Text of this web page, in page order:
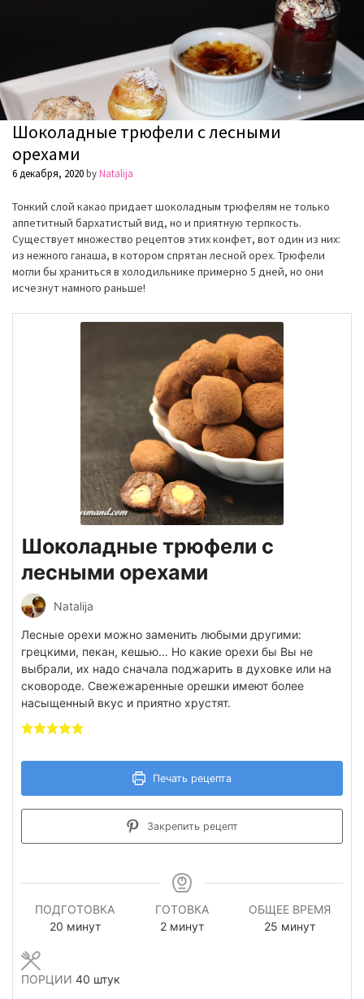
Шоколадные трюфели с лесными
орехами
6 декабря, 2020byNatalija
Тонкий слой какао придает шоколадным трюфелям не только
аппетитный бархатистый вид, но и приятную терпкость.
Существует множество рецептов этих конфет, вот один из них:
из нежного ганаша, в котором спрятан лесной орех. Трюфели
могли бы храниться в холодильнике примерно 5 дней, но они
исчезнут намного раньше!
Шоколадные трюфели с
лесными орехами
Natalija
Лесные орехи можно заменить любыми другими:
грецкими, пекан, кешью… Но какие орехи бы Вы не
выбрали, их надо сначала поджарить в духовке или на
сковороде. Свежежаренные орешки имеют более
насыщенный вкус и приятно хрустят.
Печать рецепта
Закрепить рецепт
ПОДГОТОВКА
20минуты
минут
ГОТОВКА
2минуты
минут
ОБЩЕЕ ВРЕМЯ
25минуты
минут
ПОРЦИИ 40 штук